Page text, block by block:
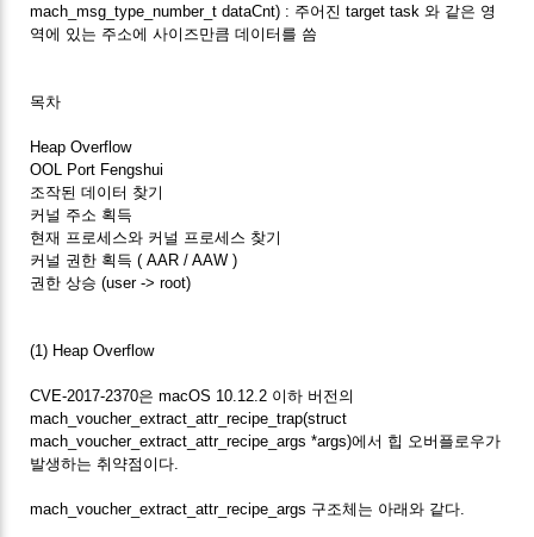
mach_msg_type_number_t dataCnt) : 주어진 target task 와 같은 영
역에 있는 주소에 사이즈만큼 데이터를 씀
목차
Heap Overflow
OOL Port Fengshui
조작된 데이터 찾기
커널 주소 획득
현재 프로세스와 커널 프로세스 찾기
커널 권한 획득 ( AAR / AAW )
권한 상승 (user -> root)
(1) Heap Overflow
CVE-2017-2370은 macOS 10.12.2 이하 버전의
mach_voucher_extract_attr_recipe_trap(struct
mach_voucher_extract_attr_recipe_args *args)에서 힙 오버플로우가
발생하는 취약점이다.
mach_voucher_extract_attr_recipe_args 구조체는 아래와 같다.